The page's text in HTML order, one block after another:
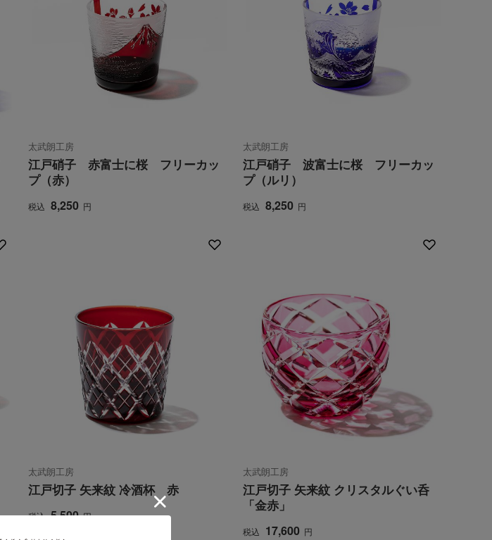
太武朗工房
江戸硝子 赤富士に桜 フリーカッ
プ（赤）
税込 8,250 円
太武朗工房
江戸硝子 波富士に桜 フリーカッ
プ（ルリ）
税込 8,250 円
太武朗工房
江戸切子 矢来紋 冷酒杯 赤
税込 5,500 円
太武朗工房
江戸切子 矢来紋 クリスタルぐい呑
「金赤」
税込 17,600 円